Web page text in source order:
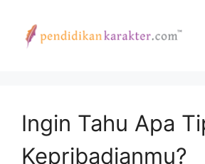
Ingin Tahu Apa
Kepribadianmu?